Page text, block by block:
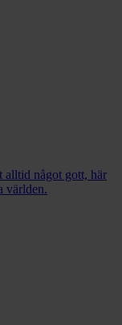
alltid något gott, här
världen.